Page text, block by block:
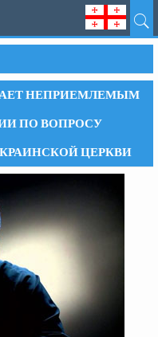
НЕПРИЕМЛЕМЫМ
ПО ВОПРОСУ
ЦЕРКВИ